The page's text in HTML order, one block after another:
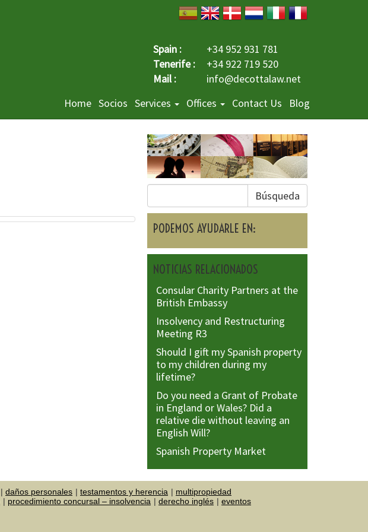
Spain :
+34 952 931 781
Tenerife :
+34 922 719 520
Mail :
info@decottalaw.net
Home Socios Services Offices Contact Us Blog
Búsqueda
PODEMOS AYUDARLE EN:
NOTICIAS RELACIONADOS
Consular Charity Partners at the
British Embassy
Insolvency and Restructuring
Meeting R3
Should I gift my Spanish property
to my children during my
lifetime?
Do you need a Grant of Probate
in England or Wales? Did a
relative die without leaving an
English Will?
Spanish Property Market
daños personales testamentos y herencia
multipropiedad
procedimiento concursal – insolvencia derecho inglés eventos